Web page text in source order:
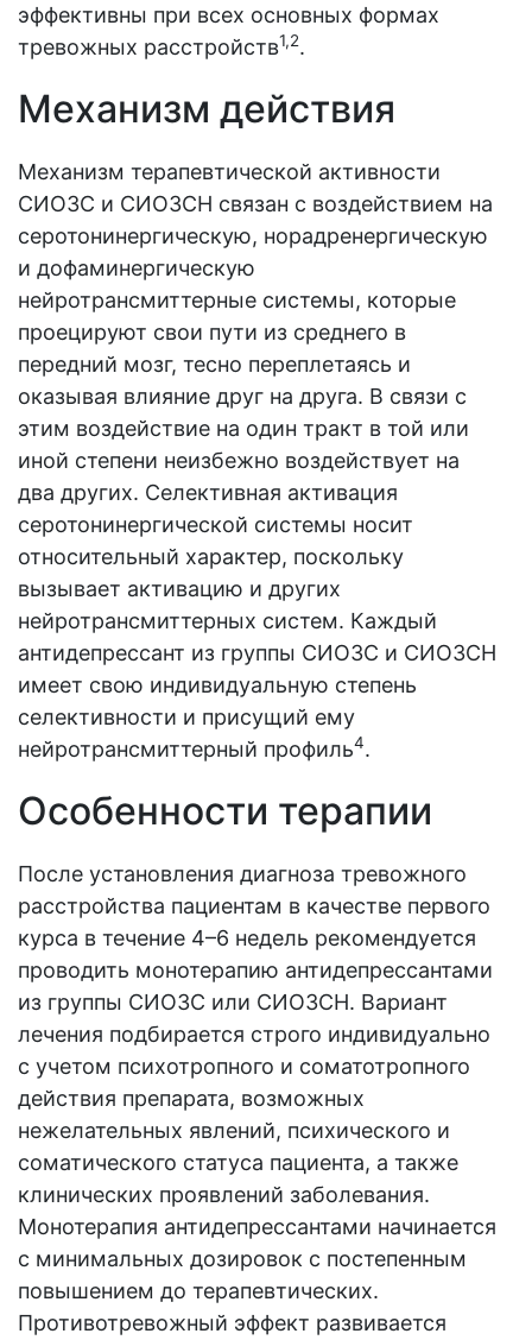
эффективны при всех основных формах
тревожных расстройств1,2.
Механизм действия
Механизм терапевтической активности
СИОЗС и СИОЗСН связан с воздействием на
серотонинергическую, норадренергическую
и дофаминергическую
нейротрансмиттерные системы, которые
проецируют свои пути из среднего в
передний мозг, тесно переплетаясь и
оказывая влияние друг на друга. В связи с
этим воздействие на один тракт в той или
иной степени неизбежно воздействует на
два других. Селективная активация
серотонинергической системы носит
относительный характер, поскольку
вызывает активацию и других
нейротрансмиттерных систем. Каждый
антидепрессант из группы СИОЗС и СИОЗСН
имеет свою индивидуальную степень
селективности и присущий ему
нейротрансмиттерный профиль4.
Особенности терапии
После установления диагноза тревожного
расстройства пациентам в качестве первого
курса в течение 4–6 недель рекомендуется
проводить монотерапию антидепрессантами
из группы СИОЗС или СИОЗСН. Вариант
лечения подбирается строго индивидуально
с учетом психотропного и соматотропного
действия препарата, возможных
нежелательных явлений, психического и
соматического статуса пациента, а также
клинических проявлений заболевания.
Монотерапия антидепрессантами начинается
с минимальных дозировок с постепенным
повышением до терапевтических.
Противотревожный эффект развивается